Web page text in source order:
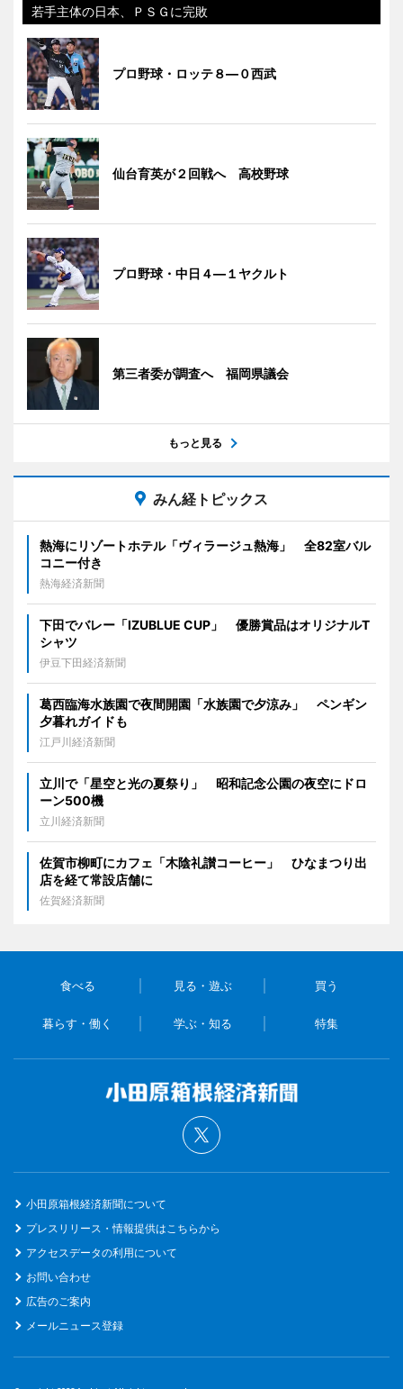
若手主体の日本、ＰＳＧに完敗
プロ野球・ロッテ８―０西武
仙台育英が２回戦へ 高校野球
プロ野球・中日４―１ヤクルト
第三者委が調査へ 福岡県議会
もっと見る
みん経トピックス
熱海にリゾートホテル「ヴィラージュ熱海」 全82室バル
コニー付き
熱海経済新聞
下田でバレー「IZUBLUE CUP」 優勝賞品はオリジナルT
シャツ
伊豆下田経済新聞
葛西臨海水族園で夜間開園「水族園で夕涼み」 ペンギン
夕暮れガイドも
江戸川経済新聞
立川で「星空と光の夏祭り」 昭和記念公園の夜空にドロ
ーン500機
立川経済新聞
佐賀市柳町にカフェ「木陰礼讃コーヒー」 ひなまつり出
店を経て常設店舗に
佐賀経済新聞
食べる 見る・遊ぶ 買う
暮らす・働く 学ぶ・知る 特集
小田原箱根経済新聞について
プレスリリース・情報提供はこちらから
アクセスデータの利用について
お問い合わせ
広告のご案内
メールニュース登録